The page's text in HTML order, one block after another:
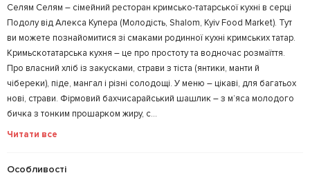
Селям Селям – сімейний ресторан кримсько-татарської кухні в серці
Подолу від Алекса Купера (Молодість, Shalom, Kyiv Food Market). Тут
ви можете познайомитися зі смаками родинної кухні кримських татар.
Кримьскотатарська кухня – це про простоту та водночас розмаїття.
Про власний хліб із закусками, страви з тіста (янтики, манти й
чібереки), піде, мангал і різні солодощі. У меню – цікаві, для багатьох
нові, страви. Фірмовий бахчисарайський шашлик – з м’яса молодого
бичка з тонким прошарком жиру, с...
Читати все
Особливості